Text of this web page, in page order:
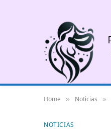
Home » Noticias »
NOTICIAS